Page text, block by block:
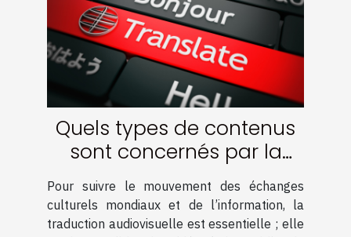
Quels types de contenus
sont concernés par la
traduction audiovisuelle ?
Pour suivre le mouvement des échanges
culturels mondiaux et de l’information, la
traduction audiovisuelle est essentielle ; elle